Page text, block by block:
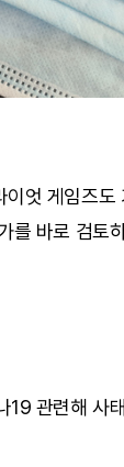
엇 게임즈도
를 바로 검토
19 관련해 사